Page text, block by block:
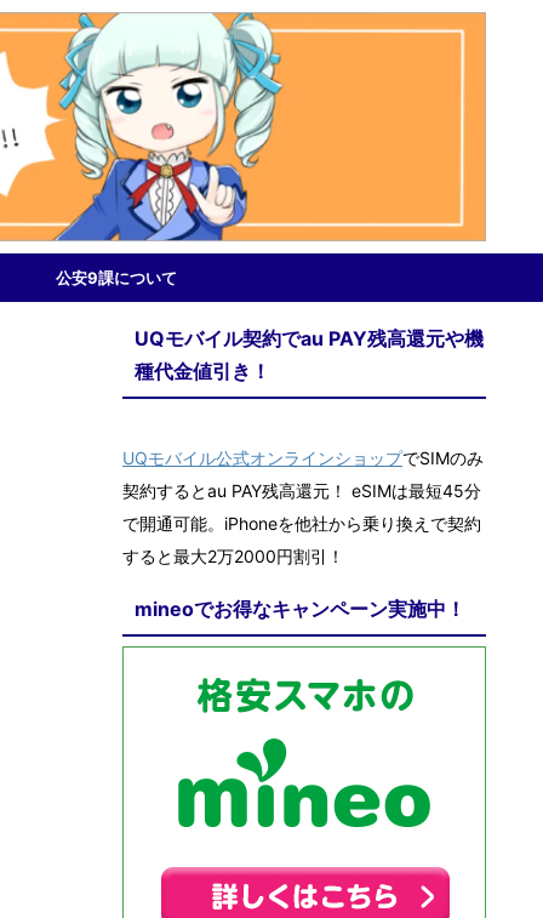
公安9課について
UQモバイル契約でau PAY残高還元や機
種代金値引き！
UQモバイル公式オンラインショップでSIMのみ
契約するとau PAY残高還元！ eSIMは最短45分
で開通可能。iPhoneを他社から乗り換えで契約
すると最大2万2000円割引！
mineoでお得なキャンペーン実施中！